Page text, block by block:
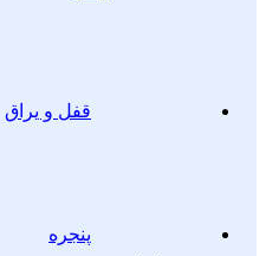
قفل و یراق
پنجره